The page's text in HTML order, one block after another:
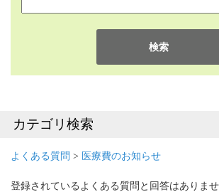
検索
カテゴリ検索
よくある質問 > 医療費のお知らせ
登録されているよくある質問と回答はありませ